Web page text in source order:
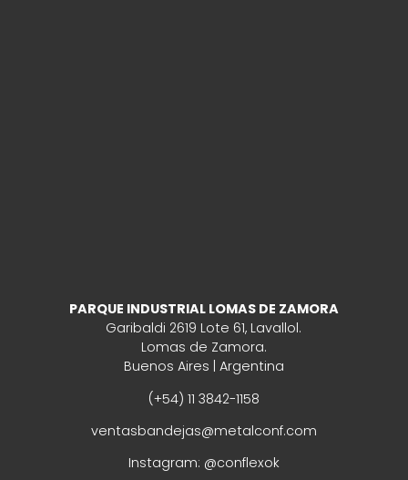
PARQUE INDUSTRIAL LOMAS DE ZAMORA
Garibaldi 2619 Lote 61, Lavallol.
Lomas de Zamora.
Buenos Aires | Argentina
(+54) 11 3842-1158
ventasbandejas@metalconf.com
Instagram: @conflexok